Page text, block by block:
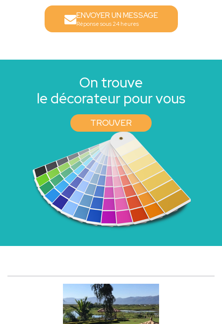
ENVOYER UN MESSAGE
Réponse sous 24 heures
On trouve
le décorateur pour vous
TROUVER